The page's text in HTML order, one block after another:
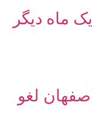
ماه دیگر
لغو